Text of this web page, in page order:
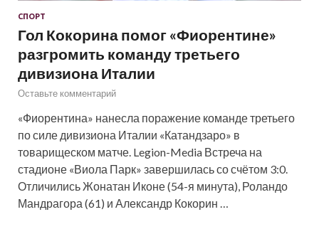
СПОРТ
Гол Кокорина помог «Фиорентине»
разгромить команду третьего
дивизиона Италии
Оставьте комментарий
«Фиорентина» нанесла поражение команде третьего
по силе дивизиона Италии «Катандзаро» в
товарищеском матче. Legion-Media Встреча на
стадионе «Виола Парк» завершилась со счётом 3:0.
Отличились Жонатан Иконе (54-я минута), Роландо
Мандрагора (61) и Александр Кокорин …